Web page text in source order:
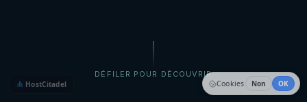
DÉFILER POUR DÉCOUVRIR
HostCitadel
Cookies Non OK